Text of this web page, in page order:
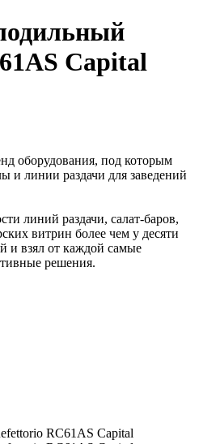
Capital
оборудования, под которым
и линии раздачи для заведений
линий раздачи, салат-баров,
витрин более чем у десяти
и взял от каждой самые
решения.